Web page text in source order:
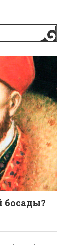
босады?